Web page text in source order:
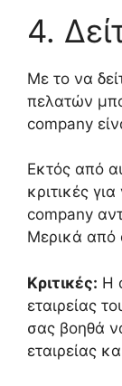
4.
Με το να
πελατών
company
Εκτός από
κριτικές
company
Μερικά από
Κριτικές: Η
εταιρείας
σας βοηθά
εταιρείας